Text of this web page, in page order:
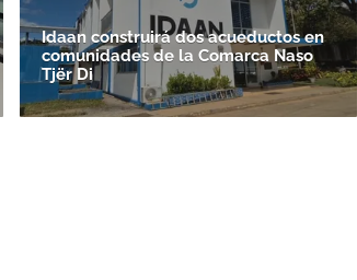
Idaan construirá dos acueductos en
comunidades de la Comarca Naso
Tjër Di